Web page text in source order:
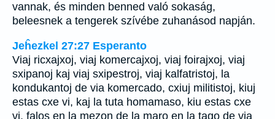
vannak, és minden benned való sokaság,
beleesnek a tengerek szívébe zuhanásod napján.
Jeĥezkel 27:27 Esperanto
Viaj ricxajxoj, viaj komercajxoj, viaj foirajxoj, viaj
sxipanoj kaj viaj sxipestroj, viaj kalfatristoj, la
kondukantoj de via komercado, cxiuj militistoj, kiuj
estas cxe vi, kaj la tuta homamaso, kiu estas cxe
vi, falos en la mezon de la maro en la tago de via